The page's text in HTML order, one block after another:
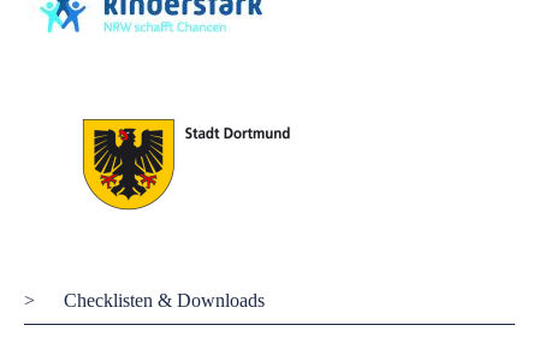
Checklisten & Downloads